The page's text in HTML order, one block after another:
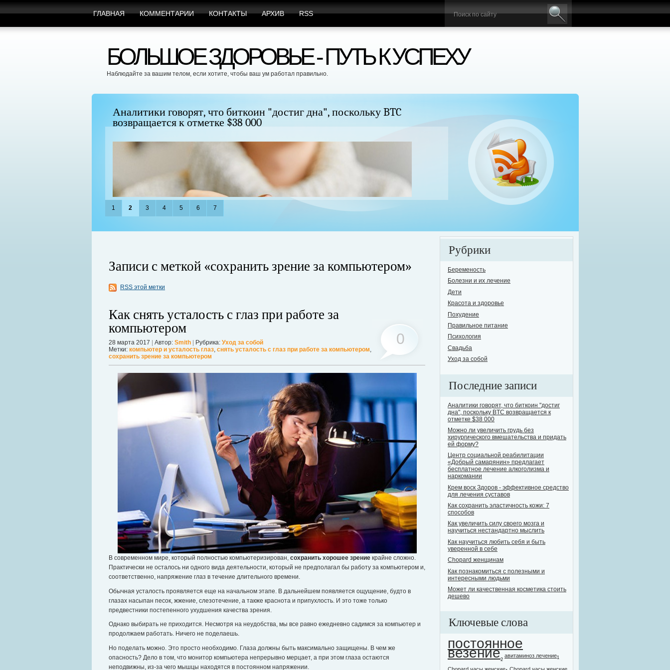
ГЛАВНАЯ КОММЕНТАРИИ КОНТАКТЫ АРХИВ RSS
БОЛЬШОЕ ЗДОРОВЬЕ - ПУТЬ К УСПЕХУ
Наблюдайте за вашим телом, если хотите, чтобы ваш ум работал правильно.
под давлением, а мир ожидает
Можно ли увеличить грудь без хирургического вмешательства и
придать ей форму?
Можно ли увеличить грудь без операции? Таким вопросом задаются многие женщины, желающие поддерживать
себя в форме. Давайте же подробнее рассмотрим этот вопрос. А для того, чтобы легче было понять о чем идет
бесплатное лечение алкоголизма и наркомании
Хотелось бы поднять одну из самых острых и в то же время опасных проблем
могут назвать себя трезвенниками. Остальные варьируются, от "пьющих
Далее...
1 2 3 4 5 6 7
Записи с меткой «сохранить зрение за компьютером»
RSS этой метки
Как снять усталость с глаз при работе за
компьютером
28 марта 2017 Автор: Smith Рубрика: Уход за собой
Метки: компьютер и усталость глаз, снять усталость с глаз при работе за компьютером,
сохранить зрение за компьютером
0
В современном мире, который полностью компьютеризирован, сохранить хорошее зрение крайне сложно.
Практически не осталось ни одного вида деятельности, который не предполагал бы работу за компьютером и,
соответственно, напряжение глаз в течение длительного времени.
Обычная усталость проявляется еще на начальном этапе. В дальнейшем появляется ощущение, будто в
глазах насыпан песок, жжение, слезотечение, а также краснота и припухлость. И это тоже только
предвестники постепенного ухудшения качества зрения.
Однако выбирать не приходится. Несмотря на неудобства, мы все равно ежедневно садимся за компьютер и
продолжаем работать. Ничего не поделаешь.
Но поделать можно. Это просто необходимо. Глаза должны быть максимально защищены. В чем же
опасность? Дело в том, что монитор компьютера непрерывно мерцает, а при этом глаза остаются
неподвижны, из-за чего мышцы находятся в постоянном напряжении.
Рубрики
Беременость
Болезни и их лечение
Дети
Красота и здоровье
Похудение
Правильное питание
Психология
Свадьба
Уход за собой
Последние записи
Аналитики говорят, что биткоин "достиг
дна", поскольку BTC возвращается к
отметке $38 000
Можно ли увеличить грудь без
хирургического вмешательства и придать
ей форму?
Центр социальной реабилитации
«Добрый самарянин» предлагает
бесплатное лечение алкоголизма и
наркомании
Крем воск Здоров - эффективное средство
для лечения суставов
Как сохранить эластичность кожи: 7
способов
Как увеличить силу своего мозга и
научиться нестандартно мыслить
Как научиться любить себя и быть
уверенной в себе
Chopard женщинам
Как познакомиться с полезными и
интересными людьми
Может ли качественная косметика стоить
дешево
Ключевые слова
постоянное
везение2
авитаминоз лечение1